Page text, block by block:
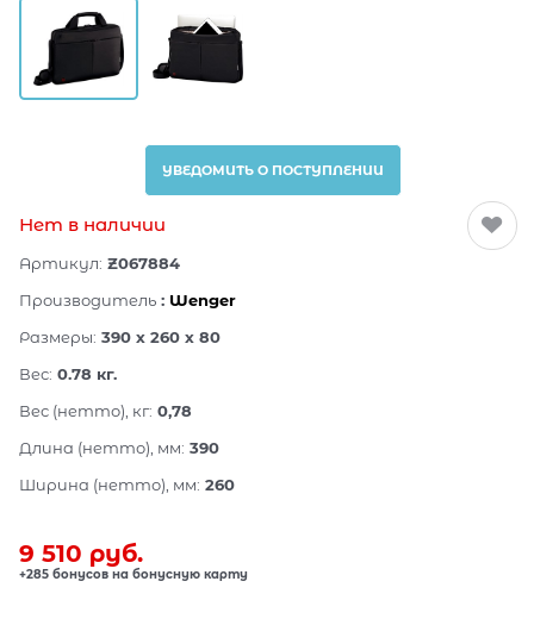
УВЕДОМИТЬ О ПОСТУПЛЕНИИ
Нет в наличии
Артикул: Z067884
Производитель : Wenger
Размеры: 390 x 260 x 80
Вес: 0.78 кг.
Вес (нетто), кг: 0,78
Длина (нетто), мм: 390
Ширина (нетто), мм: 260
9 510 руб.
+285 бонусов на бонусную карту